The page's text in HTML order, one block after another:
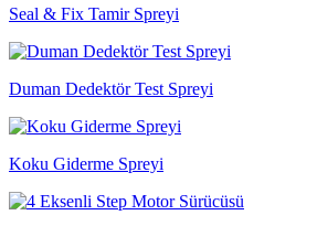
Seal & Fix Tamir Spreyi
Duman Dedektör Test Spreyi
Koku Giderme Spreyi